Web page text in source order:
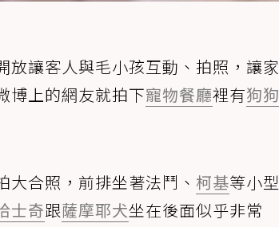
讓客人與毛小孩互動、拍照，讓家
博上的網友就拍下寵物餐廳裡有狗狗
合照，前排坐著法鬥、 柯基等小型
士奇跟薩摩耶犬坐在後面似乎非常